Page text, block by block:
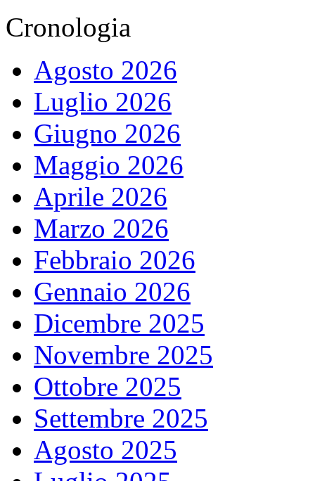
Cronologia
Agosto 2026
Luglio 2026
Giugno 2026
Maggio 2026
Aprile 2026
Marzo 2026
Febbraio 2026
Gennaio 2026
Dicembre 2025
Novembre 2025
Ottobre 2025
Settembre 2025
Agosto 2025